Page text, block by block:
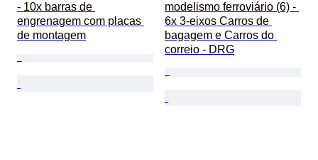
- 10x barras de
engrenagem com placas
de montagem
modelismo ferroviário (6) -
6x 3-eixos Carros de
bagagem e Carros do
correio - DRG